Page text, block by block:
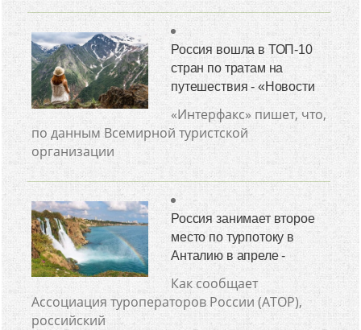
Россия вошла в ТОП-10
стран по тратам на
путешествия - «Новости
«Интерфакс» пишет, что,
по данным Всемирной туристской
организации
Россия занимает второе
место по турпотоку в
Анталию в апреле -
Как сообщает
Ассоциация туроператоров России (АТОР),
российский